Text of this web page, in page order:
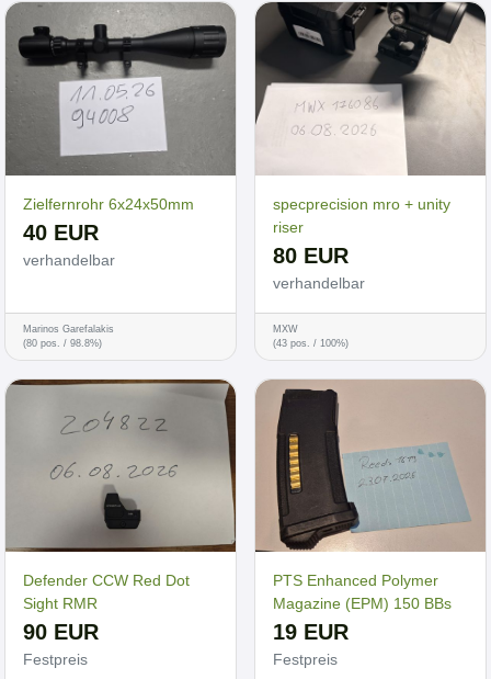
Zielfernrohr 6x24x50mm
40 EUR
verhandelbar
Marinos Garefalakis
(80 pos. / 98.8%)
specprecision mro + unity
riser
80 EUR
verhandelbar
MXW
(43 pos. / 100%)
Defender CCW Red Dot
Sight RMR
90 EUR
Festpreis
PTS Enhanced Polymer
Magazine (EPM) 150 BBs
19 EUR
Festpreis